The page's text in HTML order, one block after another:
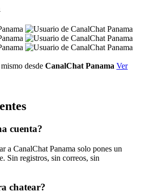
desde CanalChat Panama Ver
cuenta?
a CanalChat Panama solo pones un
Sin registros, sin correos, sin
chatear?